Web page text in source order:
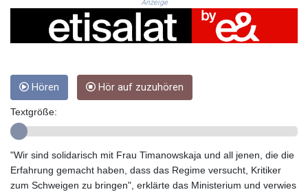
GHS 13.548654
GIP 0.85882
GMD 84.92773
GYD 241.590075
HKD 9.063634
HTG 151.004686
HUF 361.716561
IDR 20669.039071
ILS 3.470936
Anzeige
Hören Hör auf zuzuhören
Textgröße:
"Wir sind solidarisch mit Frau Timanowskaja und all jenen, die die
Erfahrung gemacht haben, dass das Regime versucht, Kritiker
zum Schweigen zu bringen", erklärte das Ministerium und verwies